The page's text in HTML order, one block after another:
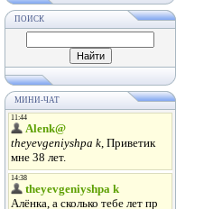
ПОИСК
МИНИ-ЧАТ